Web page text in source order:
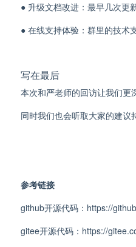
● 升级文档改进 ：最早几次更
● 在线支持体验 ：群里的技术
写在最后
本次和严老师的回访让我们更
同时我们也会听取大家的建议
参考链接
github开源代码： https://
gitee开源代码： https://